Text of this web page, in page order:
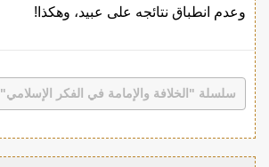
وعدم انطباق نتائجه على عبيد، وهكذا!
سلسلة "الخلافة والإمامة في الفكر الإسلامي"